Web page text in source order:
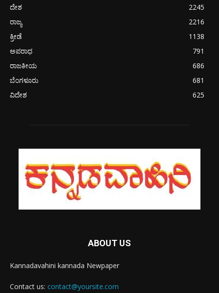
ದೇಶ
2245
ರಾಜ್ಯ
2216
ಕ್ರೀಡೆ
1138
ಅಪರಾಧ
791
ರಾಜಕೀಯ
686
ಬೆಂಗಳೂರು
681
ವಿದೇಶ
625
ABOUT US
Kannadavahini kannada Newpaper
Contact us: contact@yoursite.com